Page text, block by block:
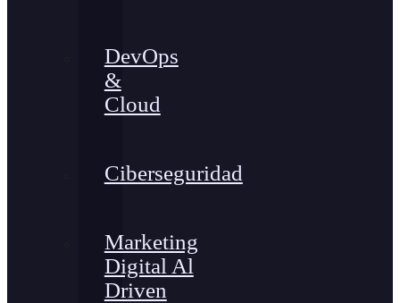
DevOps
&
Cloud
Ciberseguridad
Marketing
Digital Al
Driven